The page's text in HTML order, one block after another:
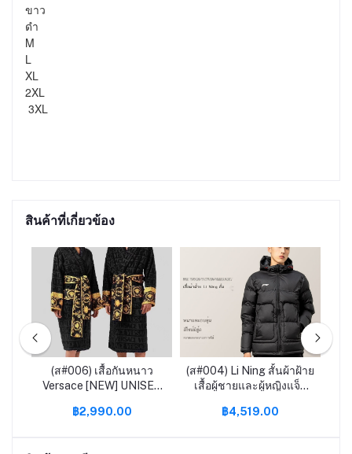
ขาว
ดำ
M
L
XL
2XL
3XL
สินค้าที่เกี่ยวข้อง
(ส#006) เสื้อกันหนาว
Versace [NEW] UNISEX
Edition]
฿2,990.00
(ส#004) Li Ning สั้นผ้าฝ้าย
เสื้อผู้ชายและผู้หญิงแจ็ค
หนาอบอุ่น hooded
฿4,519.00